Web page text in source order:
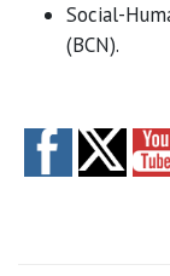
Social-
(BCN).